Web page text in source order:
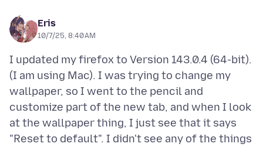
Eris
10/7/25, 8:40 AM
I updated my firefox to Version 143.0.4 (64-bit).
(I am using Mac). I was trying to change my
wallpaper, so I went to the pencil and
customize part of the new tab, and when I look
at the wallpaper thing, I just see that it says
"Reset to default". I didn't see any of the things